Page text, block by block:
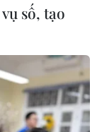
số, tạo